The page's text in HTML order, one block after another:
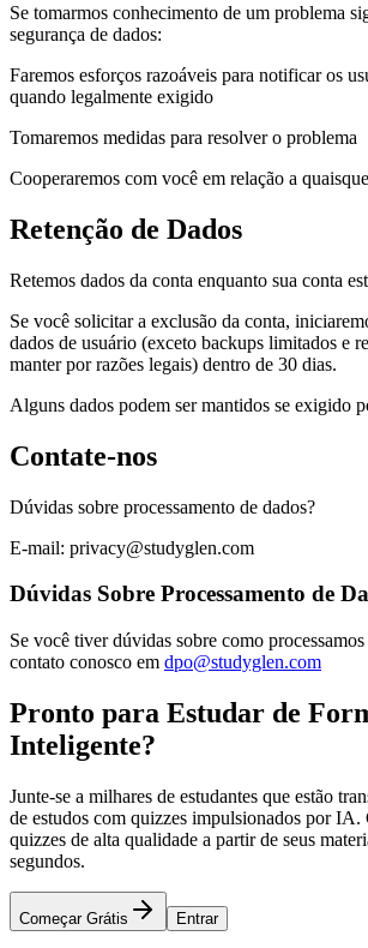
Se tomarmos conhecimento de um problema
segurança de dados:
Faremos esforços razoáveis para notificar os
quando legalmente exigido
Tomaremos medidas para resolver o problema
Cooperaremos com você em relação a
Retenção de Dados
Retemos dados da conta enquanto sua conta
Se você solicitar a exclusão da conta,
dados de usuário (exceto backups limitados e
manter por razões legais) dentro de 30 dias.
Alguns dados podem ser mantidos se exigido
Contate-nos
Dúvidas sobre processamento de dados?
E-mail: privacy@studyglen.com
Dúvidas Sobre Processamento de
Se você tiver dúvidas sobre como
contato conosco em dpo@studyglen.com
Pronto para Estudar de
Inteligente?
Junte-se a milhares de estudantes que estão
de estudos com quizzes impulsionados por IA.
quizzes de alta qualidade a partir de seus
segundos.
Começar Grátis Entrar